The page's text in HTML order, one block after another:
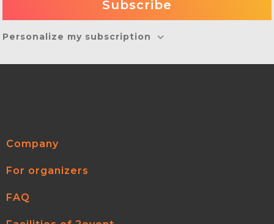
Personalize my subscription
Company
For organizers
FAQ